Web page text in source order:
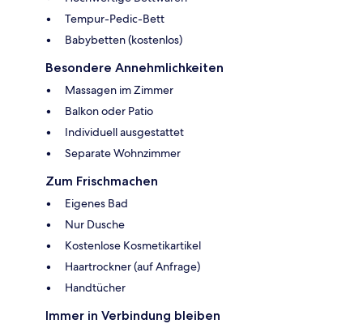
Tempur-Pedic-Bett
Babybetten (kostenlos)
Besondere Annehmlichkeiten
Massagen im Zimmer
Balkon oder Patio
Individuell ausgestattet
Separate Wohnzimmer
Zum Frischmachen
Eigenes Bad
Nur Dusche
Kostenlose Kosmetikartikel
Haartrockner (auf Anfrage)
Handtücher
Immer in Verbindung bleiben